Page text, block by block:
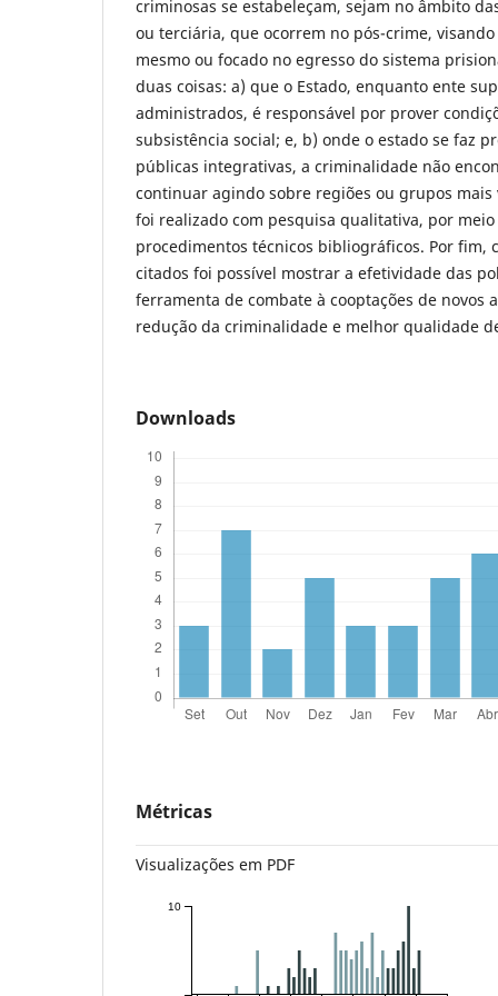
criminosas se estabeleçam, sejam no âmbito
ou terciária, que ocorrem no pós-crime,
mesmo ou focado no egresso do sistema
duas coisas: a) que o Estado, enquanto ente
administrados, é responsável por prover
subsistência social; e, b) onde o estado se faz
públicas integrativas, a criminalidade não
continuar agindo sobre regiões ou grupos
foi realizado com pesquisa qualitativa, por
procedimentos técnicos bibliográficos. Por fim,
citados foi possível mostrar a efetividade das
ferramenta de combate à cooptações de novos
redução da criminalidade e melhor qualidade
Downloads
Métricas
Visualizações em PDF
10